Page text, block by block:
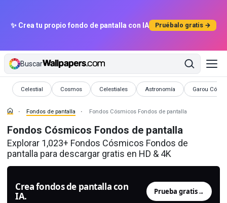
✨ Crea tu propio fondo de pantalla con IA Pruébalo gratis →
Buscar
Celestial
Fondos de pantallaCosmos
Fondos de pantallaCelestiales
Fondos de pantallaAstronomía
Fondos de pantallaGarou
Fondos de
Fondos de pantalla Fondos Cósmicos Fondos de pantalla
Fondos Cósmicos Fondos de pantalla
Explorar 1,023+ Fondos Cósmicos Fondos de
pantalla para descargar gratis en HD & 4K
Crea fondos de pantalla con
IA.
Prueba gratis→